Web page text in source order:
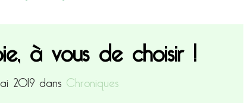
à vous de choisir !
2019 dans Chroniques